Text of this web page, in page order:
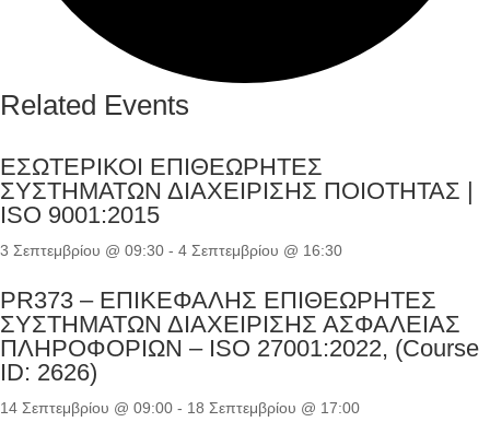
Related Events
ΕΣΩΤΕΡΙΚΟΙ ΕΠΙΘΕΩΡΗΤΕΣ
ΣΥΣΤΗΜΑΤΩΝ ΔΙΑΧΕΙΡΙΣΗΣ ΠΟΙΟΤΗΤΑΣ |
ISO 9001:2015
3 Σεπτεμβρίου @ 09:30 - 4 Σεπτεμβρίου @ 16:30
PR373 – ΕΠΙΚΕΦΑΛΗΣ ΕΠΙΘΕΩΡΗΤΕΣ
ΣΥΣΤΗΜΑΤΩΝ ΔΙΑΧΕΙΡΙΣΗΣ ΑΣΦΑΛΕΙΑΣ
ΠΛΗΡΟΦΟΡΙΩΝ – ISO 27001:2022, (Course
ID: 2626)
14 Σεπτεμβρίου @ 09:00 - 18 Σεπτεμβρίου @ 17:00